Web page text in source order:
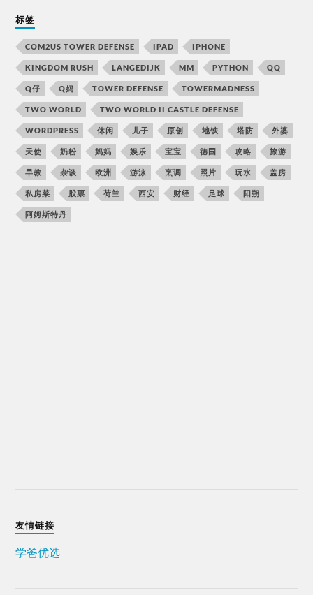
标签
COM2US TOWER DEFENSE IPAD IPHONE
KINGDOM RUSH LANGEDIJK MM PYTHON QQ
Q仔 Q妈 TOWER DEFENSE TOWERMADNESS
TWO WORLD TWO WORLD II CASTLE DEFENSE
WORDPRESS 休闲 儿子 原创 地铁 塔防 外婆
天使 奶粉 妈妈 娱乐 宝宝 德国 攻略 旅游
早教 杂谈 欧洲 游泳 烹调 照片 玩水 盖房
私房菜 股票 荷兰 西安 财经 足球 阳朔
阿姆斯特丹
友情链接
学爸优选